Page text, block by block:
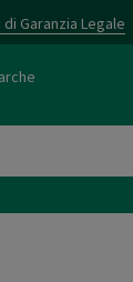
di Garanzia Legale